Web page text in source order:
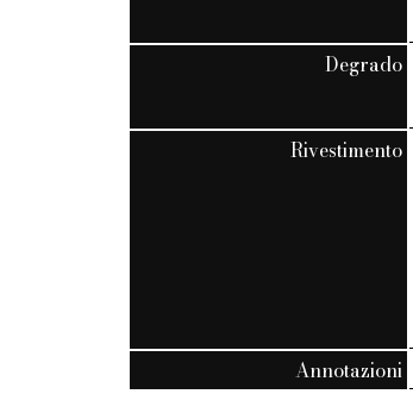
Degrado
Rivestimento
Annotazioni